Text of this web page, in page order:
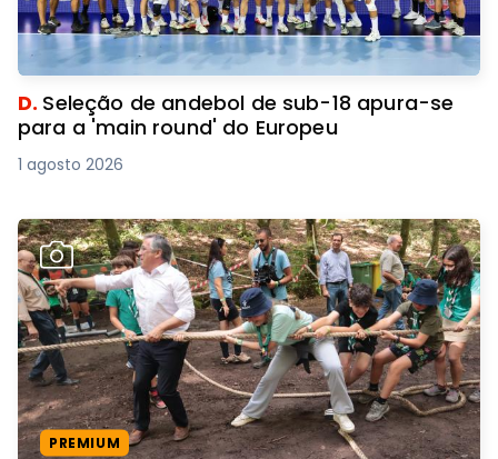
D. Seleção de andebol de sub-18 apura-se
para a 'main round' do Europeu
1 agosto 2026
PREMIUM